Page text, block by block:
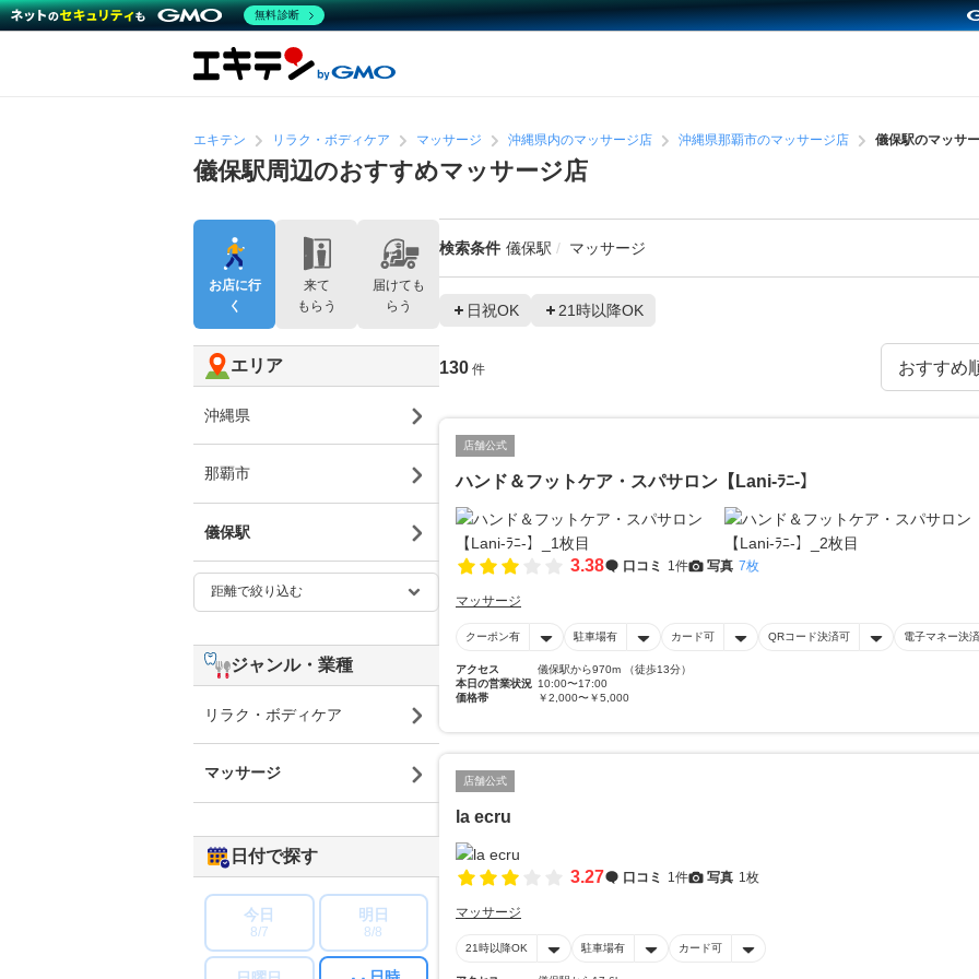
エキテン リラク・ボディケア マッサージ 沖縄県内のマッサージ店 沖縄県那覇市のマッサージ店 儀保駅のマッサ
儀保駅周辺のおすすめマッサージ店
検索条件 儀保駅 マッサージ
日祝OK 21時以降OK
130 件
店舗公式
ハンド＆フットケア・スパサロン【Lani-ﾗﾆ-】
3.38 口コミ 1件 写真 7枚
マッサージ
クーポン有 駐車場有 カード可 QRコード決済可 電子マネー決
アクセス
儀保駅から970m （徒歩13分）
本日の営業状況 10:00〜17:00
価格帯
￥2,000〜￥5,000
店舗公式
la ecru
3.27 口コミ 1件 写真 1枚
マッサージ
21時以降OK 駐車場有 カード可
お店に行
く
来て
もらう
届けても
らう
エリア
沖縄県
那覇市
儀保駅
ジャンル・業種
リラク・ボディケア
マッサージ
日付で探す
今日
8/7
明日
8/8
無料診断